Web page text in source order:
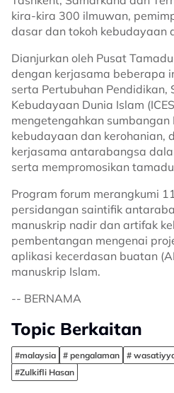
kira-kira 300 ilmuwan,
dasar dan tokoh kebudayaan
Dianjurkan oleh Pusat
dengan kerjasama beberapa
serta Pertubuhan Pendidikan,
Kebudayaan Dunia Islam
mengetengahkan sumbangan
kebudayaan dan kerohanian,
kerjasama antarabangsa
serta mempromosikan
Program forum merangkumi
persidangan saintifik
manuskrip nadir dan artifak
pembentangan mengenai
aplikasi kecerdasan buatan
manuskrip Islam.
-- BERNAMA
Topic Berkaitan
#malaysia # pengalaman #
#Zulkifli Hasan